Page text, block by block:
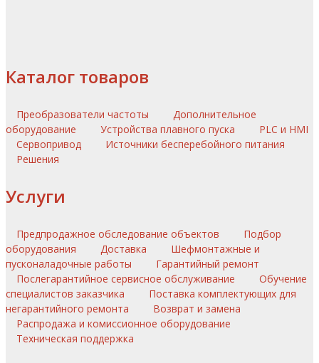
Каталог товаров
Преобразователи частоты
Дополнительное
оборудование
Устройства плавного пуска
PLC и HMI
Сервопривод
Источники бесперебойного питания
Решения
Услуги
Предпродажное обследование объектов
Подбор
оборудования
Доставка
Шефмонтажные и
пусконаладочные работы
Гарантийный ремонт
Послегарантийное сервисное обслуживание
Обучение
специалистов заказчика
Поставка комплектующих для
негарантийного ремонта
Возврат и замена
Распродажа и комиссионное оборудование
Техническая поддержка